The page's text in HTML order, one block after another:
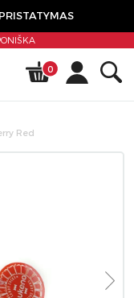
0
Red